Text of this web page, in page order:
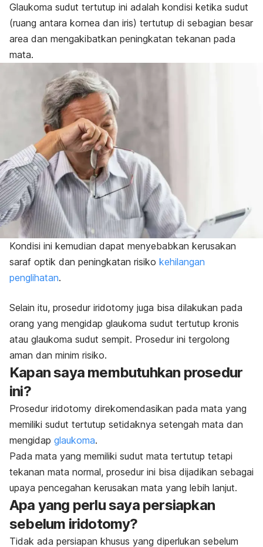
Glaukoma sudut tertutup ini adalah kondisi ketika sudut
(ruang antara kornea dan iris) tertutup di sebagian besar
area dan mengakibatkan peningkatan tekanan pada
mata.
Kondisi ini kemudian dapat menyebabkan kerusakan
saraf optik dan peningkatan risiko kehilangan
penglihatan.
Selain itu, prosedur iridotomy juga bisa dilakukan pada
orang yang mengidap glaukoma sudut tertutup kronis
atau glaukoma sudut sempit. Prosedur ini tergolong
aman dan minim risiko.
Kapan saya membutuhkan prosedur
ini?
Prosedur iridotomy direkomendasikan pada mata yang
memiliki sudut tertutup setidaknya setengah mata dan
mengidap glaukoma.
Pada mata yang memiliki sudut mata tertutup tetapi
tekanan mata normal, prosedur ini bisa dijadikan sebagai
upaya pencegahan kerusakan mata yang lebih lanjut.
Apa yang perlu saya persiapkan
sebelum iridotomy?
Tidak ada persiapan khusus yang diperlukan sebelum